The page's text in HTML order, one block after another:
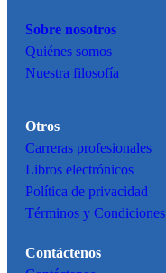
Sobre nosotros
Quiénes somos
Nuestra filosofía
Otros
Carreras profesionales
Libros electrónicos
Política de privacidad
Términos y Condiciones
Contáctenos